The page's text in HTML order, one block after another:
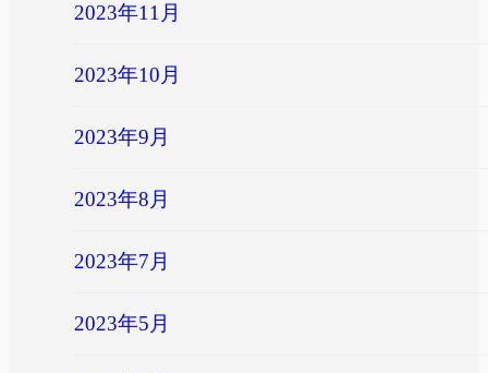
2023年11月
2023年10月
2023年9月
2023年8月
2023年7月
2023年5月